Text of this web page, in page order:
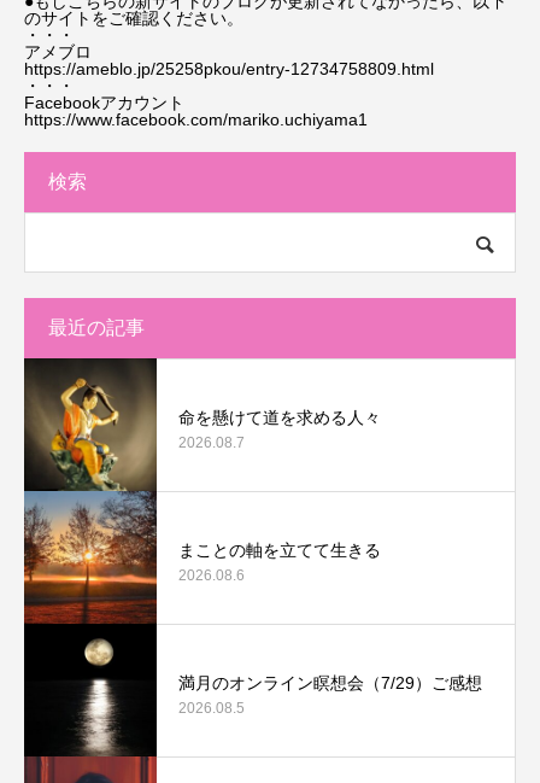
のサイトをご確認ください。
・・・
アメブロ
https://ameblo.jp/25258pkou/entry-12734758809.html
・・・
Facebookアカウント
https://www.facebook.com/mariko.uchiyama1
検索
最近の記事
命を懸けて道を求める人々
2026.08.7
まことの軸を立てて生きる
2026.08.6
満月のオンライン瞑想会（7/29）ご感想
2026.08.5